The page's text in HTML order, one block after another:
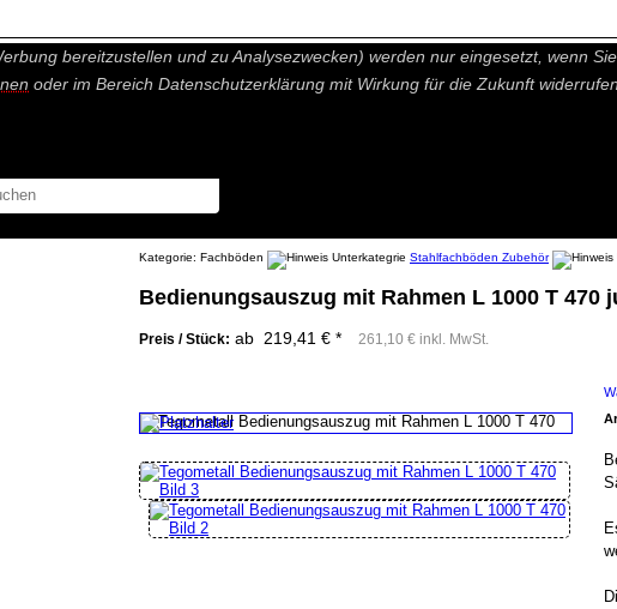
notwendige Cookies und Statistik Funktionen, die Ihnen ein besseres und
bereitzustellen und zu Analysezwecken) werden nur eingesetzt, wenn
oder im Bereich Datenschutzerklärung mit Wirkung für die Zukunft
Kategorie: Fachböden Stahlfachböden Zubehör
Bedienungsauszug mit Rahmen L 1000 T 470
Preis / Stück: ab 219,41 € * 261,10 € inkl. MwSt.